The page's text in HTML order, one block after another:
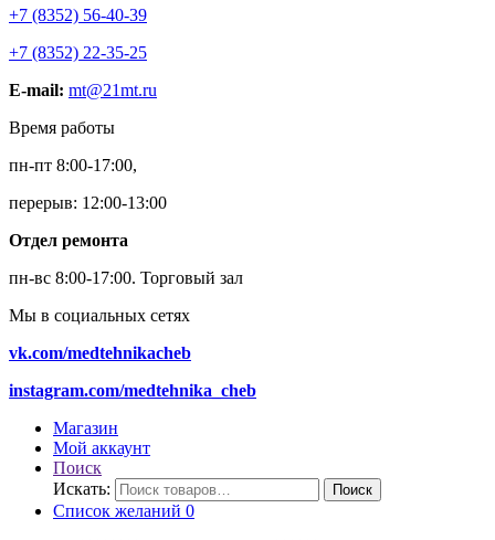
+7 (8352) 56-40-39
+7 (8352) 22-35-25
E-mail: mt@21mt.ru
Время работы
пн-пт 8:00-17:00,
перерыв: 12:00-13:00
Отдел ремонта
пн-вс 8:00-17:00. Торговый зал
Мы в социальных сетях
vk.com/medtehnikacheb
instagram.com/medtehnika_cheb
Магазин
Мой аккаунт
Поиск
Искать:
Поиск
Список желаний 0